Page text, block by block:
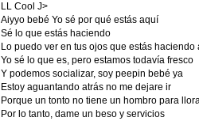
LL Cool J>
Aiyyo bebé Yo sé por qué estás aquí
Sé lo que estás haciendo
Lo puedo ver en tus ojos que estás haciendo
Yo sé lo que es, pero estamos todavía fresco
Y podemos socializar, soy peepin bebé ya
Estoy aguantando atrás no me dejare ir
Porque un tonto no tiene un hombro para
Por lo tanto, dame un beso y servicios